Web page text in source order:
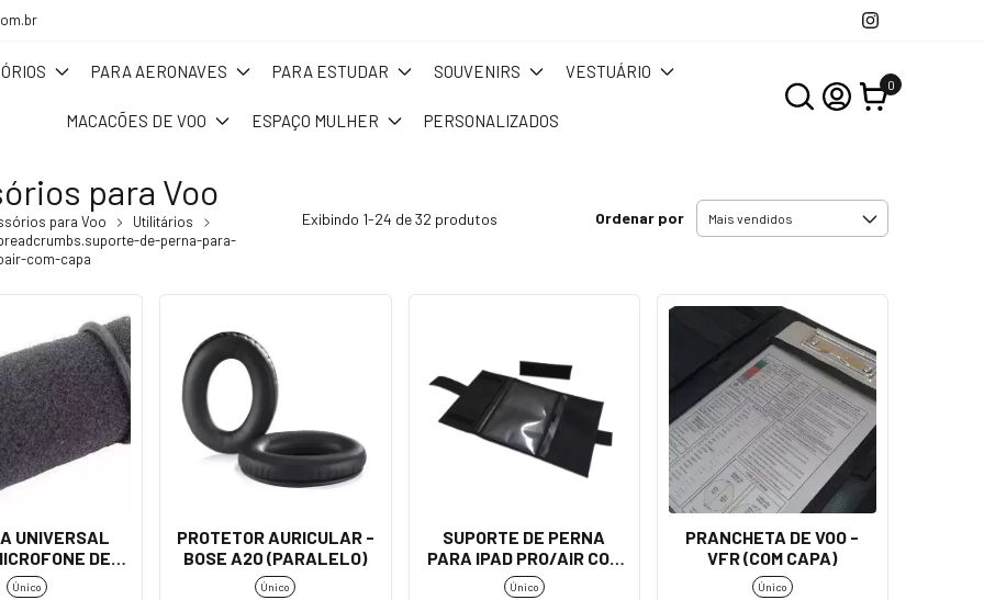
PARA AERONAVES PARA ESTUDAR SOUVENIRS VESTUÁRIO
MACACÕES DE VOO ESPAÇO MULHER PERSONALIZADOS
0
para Voo
para Voo
Utilitários
de-perna-para-
com-capa
Exibindo 1-24 de 32 produtos Ordenar por
UNIVERSAL
DE
Único
PROTETOR AURICULAR -
BOSE A20 (PARALELO)
Único
SUPORTE DE PERNA
PARA IPAD PRO/AIR COM
CAPA - AEROAIR
Único
PRANCHETA DE VOO -
VFR (COM CAPA)
Único